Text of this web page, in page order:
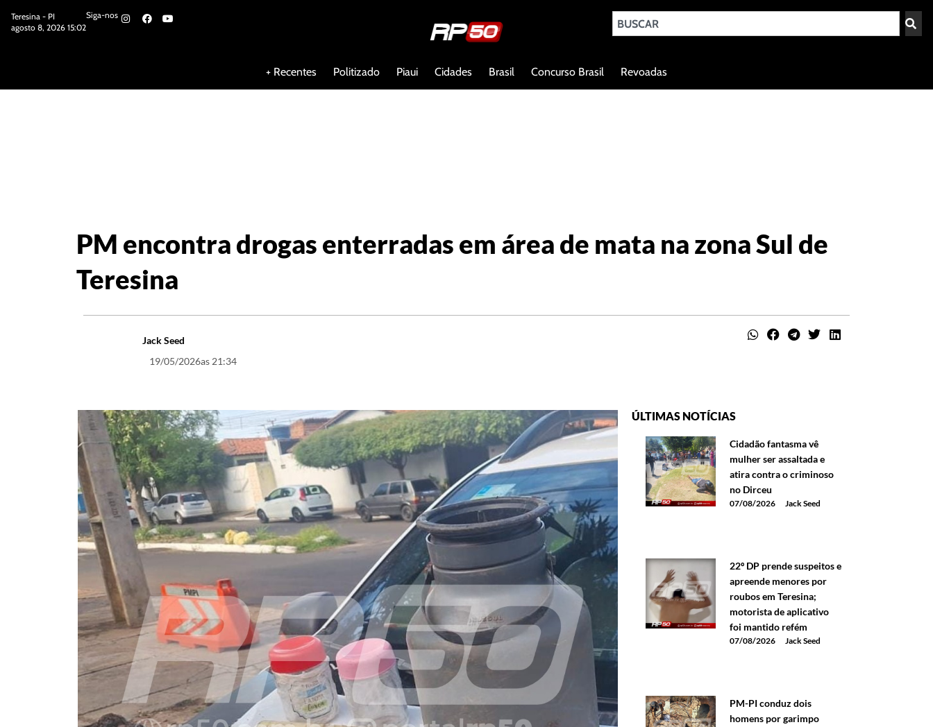
Teresina - PI
agosto 8, 2026 15:02
Siga-nos
+ Recentes Politizado Piaui Cidades Brasil Concurso Brasil Revoadas
PM encontra drogas enterradas em área de mata na zona Sul de
Teresina
Jack Seed
19/05/2026as 21:34
ÚLTIMAS NOTÍCIAS
Cidadão fantasma vê
mulher ser assaltada e
atira contra o criminoso
no Dirceu
07/08/2026 Jack Seed
22º DP prende suspeitos e
apreende menores por
roubos em Teresina;
motorista de aplicativo
foi mantido refém
07/08/2026 Jack Seed
PM-PI conduz dois
homens por garimpo